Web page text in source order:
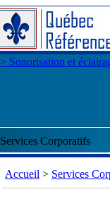
Services Corporatifs
Accueil > Services